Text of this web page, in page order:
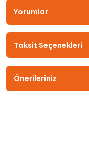
Yorumlar
Taksit Seçenekleri
Önerileriniz